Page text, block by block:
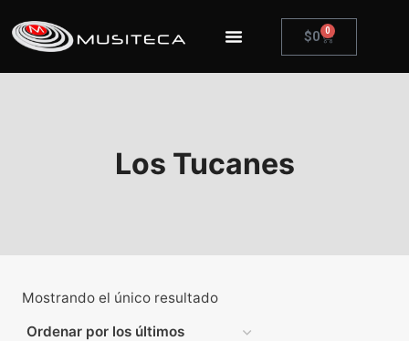
$0 0
Los Tucanes
Mostrando el único resultado